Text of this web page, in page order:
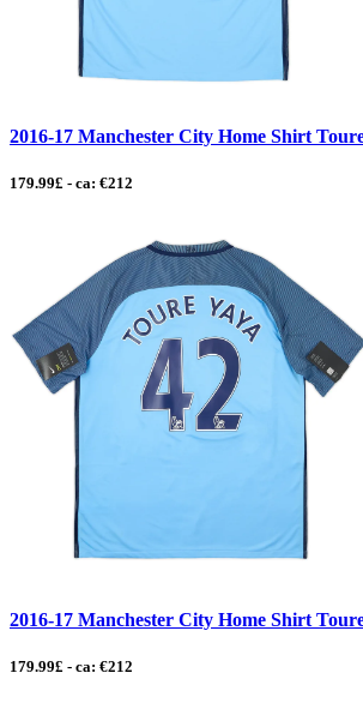
2016-17 Manchester City Home Shirt
179.99£ - ca: €212
2016-17 Manchester City Home Shirt
179.99£ - ca: €212